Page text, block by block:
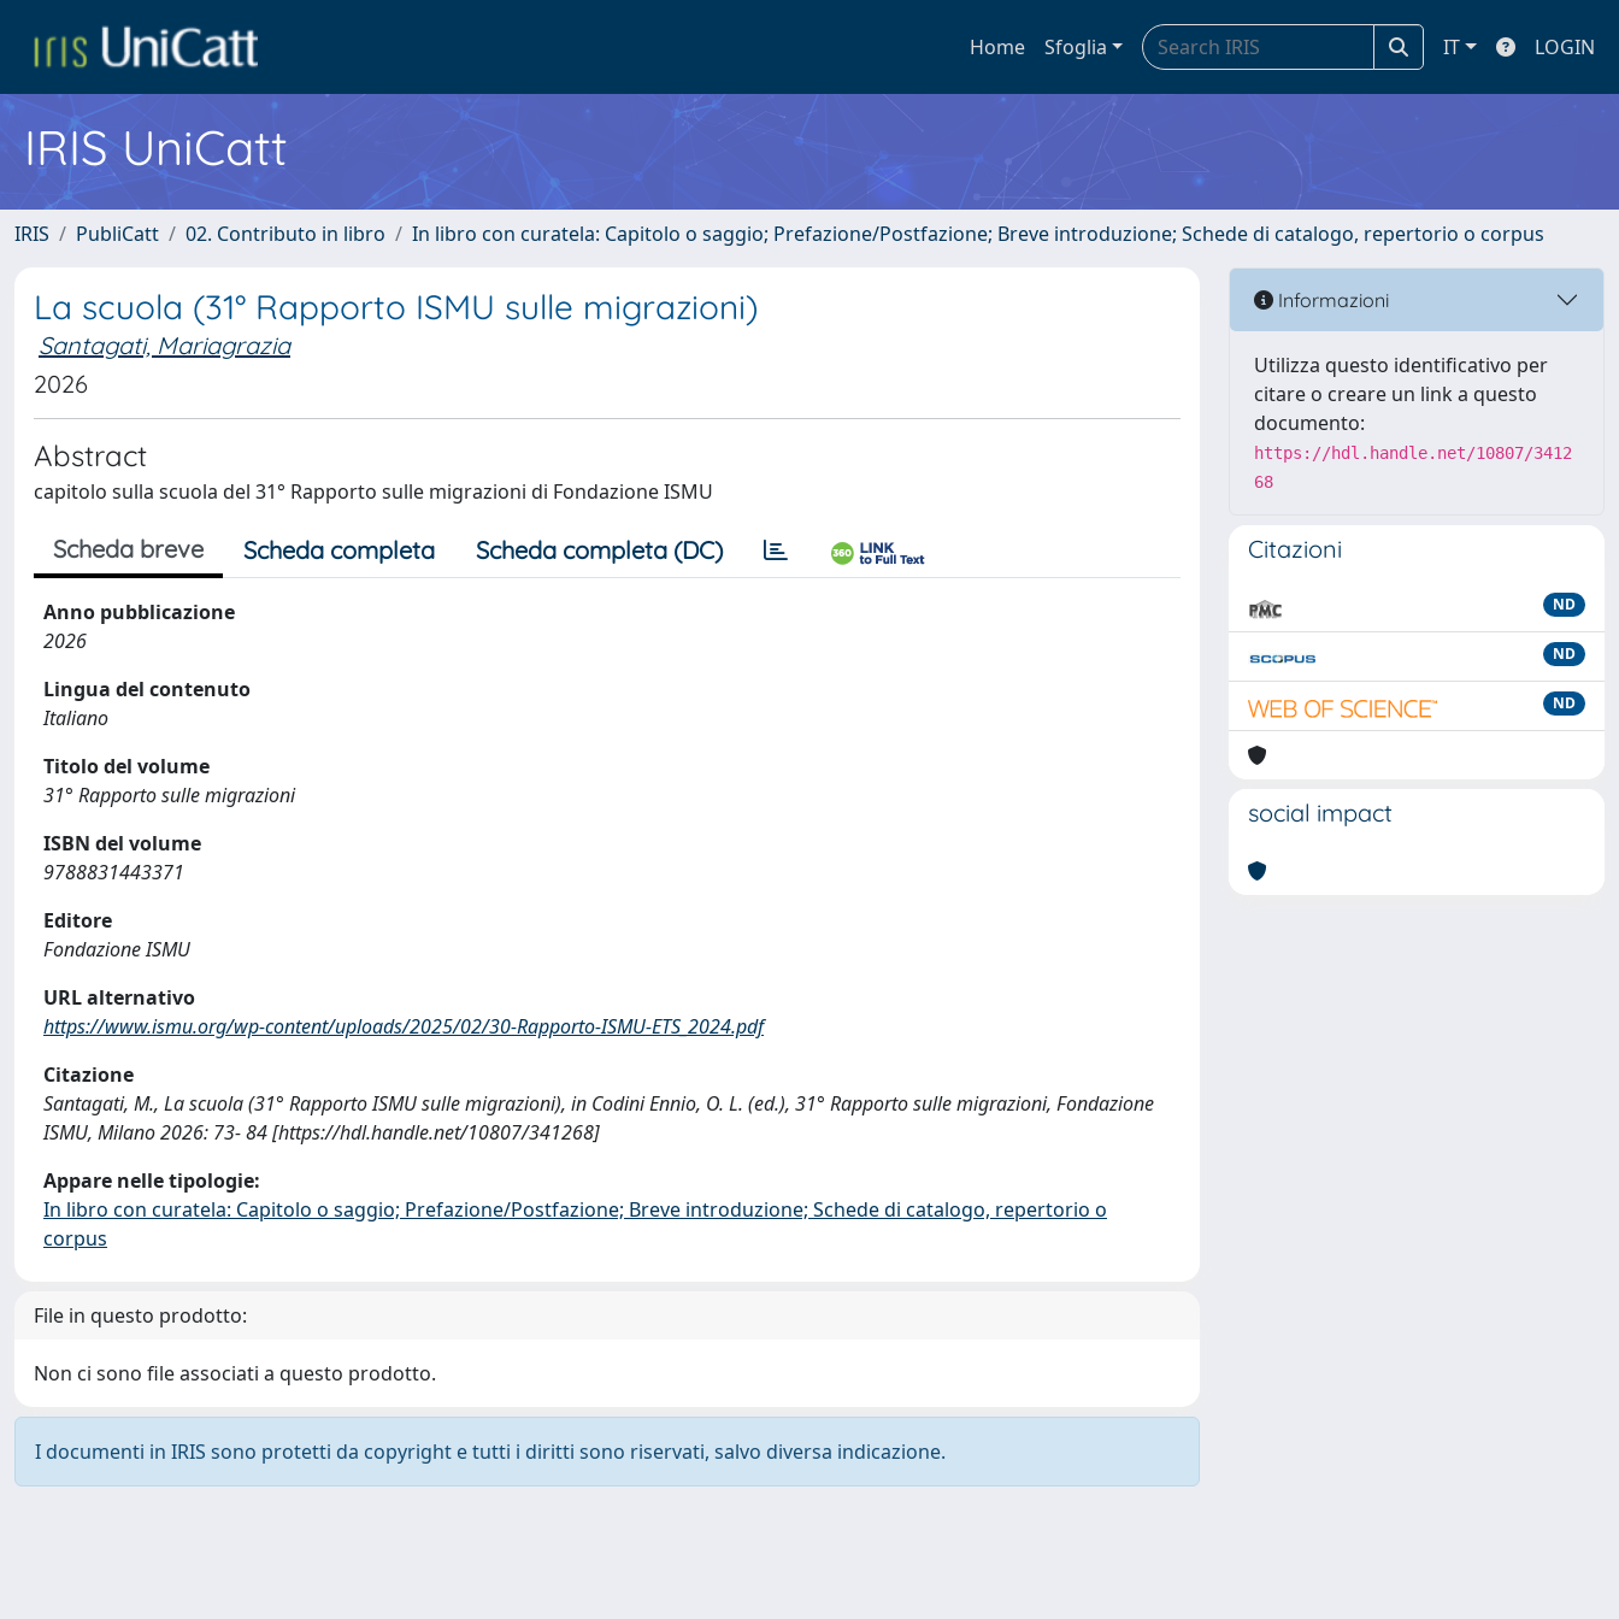
Home Sfoglia IT LOGIN
IRIS UniCatt
IRIS PubliCatt 02. Contributo in libro In libro con curatela: Capitolo o saggio; Prefazione/Postfazione; Breve introduzione; Schede di catalogo, repertorio o corpus
La scuola (31° Rapporto ISMU sulle migrazioni)
Santagati, Mariagrazia
2026
Abstract
capitolo sulla scuola del 31° Rapporto sulle migrazioni di Fondazione ISMU
Scheda breve Scheda completa Scheda completa (DC)
Anno pubblicazione
2026
Lingua del contenuto
Italiano
Titolo del volume
31° Rapporto sulle migrazioni
ISBN del volume
9788831443371
Editore
Fondazione ISMU
URL alternativo
https://www.ismu.org/wp-content/uploads/2025/02/30-Rapporto-ISMU-ETS_2024.pdf
Citazione
Santagati, M., La scuola (31° Rapporto ISMU sulle migrazioni), in Codini Ennio, O. L. (ed.), 31° Rapporto sulle migrazioni, Fondazione
ISMU, Milano 2026: 73- 84 [https://hdl.handle.net/10807/341268]
Appare nelle tipologie:
In libro con curatela: Capitolo o saggio; Prefazione/Postfazione; Breve introduzione; Schede di catalogo, repertorio o
corpus
File in questo prodotto:
Non ci sono file associati a questo prodotto.
I documenti in IRIS sono protetti da copyright e tutti i diritti sono riservati, salvo diversa indicazione.
Informazioni
Utilizza questo identificativo per
citare o creare un link a questo
documento:
https://hdl.handle.net/10807/3412
68
Citazioni
ND
ND
ND
social impact